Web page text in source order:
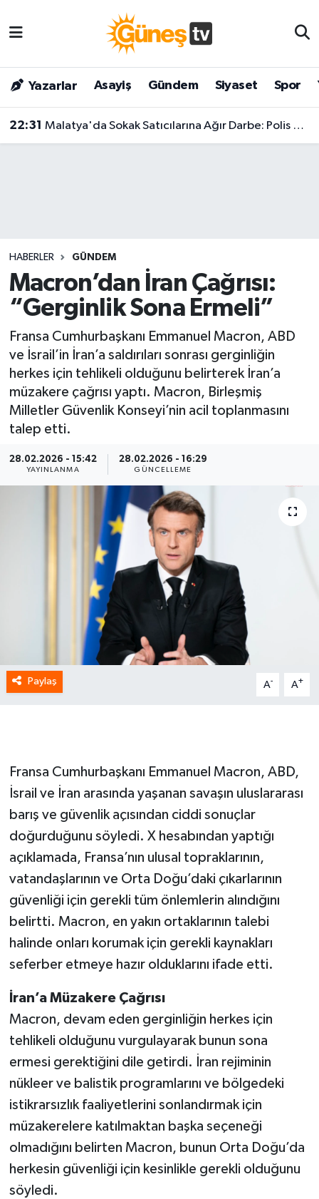
Yazarlar Asayiş Gündem Siyaset Spor
22:31 Malatya'da Sokak Satıcılarına Ağır Darbe: Polis Adım Adım Takip Etti!
HABERLER GÜNDEM
Macron’dan İran Çağrısı:
“Gerginlik Sona Ermeli”
Fransa Cumhurbaşkanı Emmanuel Macron, ABD
ve İsrail’in İran’a saldırıları sonrası gerginliğin
herkes için tehlikeli olduğunu belirterek İran’a
müzakere çağrısı yaptı. Macron, Birleşmiş
Milletler Güvenlik Konseyi’nin acil toplanmasını
talep etti.
28.02.2026 - 15:42
YAYINLANMA
28.02.2026 - 16:29
GÜNCELLEME
Paylaş A- A+
Fransa Cumhurbaşkanı Emmanuel Macron, ABD,
İsrail ve İran arasında yaşanan savaşın uluslararası
barış ve güvenlik açısından ciddi sonuçlar
doğurduğunu söyledi. X hesabından yaptığı
açıklamada, Fransa’nın ulusal topraklarının,
vatandaşlarının ve Orta Doğu’daki çıkarlarının
güvenliği için gerekli tüm önlemlerin alındığını
belirtti. Macron, en yakın ortaklarının talebi
halinde onları korumak için gerekli kaynakları
seferber etmeye hazır olduklarını ifade etti.
İran’a Müzakere Çağrısı
Macron, devam eden gerginliğin herkes için
tehlikeli olduğunu vurgulayarak bunun sona
ermesi gerektiğini dile getirdi. İran rejiminin
nükleer ve balistik programlarını ve bölgedeki
istikrarsızlık faaliyetlerini sonlandırmak için
müzakerelere katılmaktan başka seçeneği
olmadığını belirten Macron, bunun Orta Doğu’da
herkesin güvenliği için kesinlikle gerekli olduğunu
söyledi.
Bilim & Teknoloji
Dünya
Siyaset
Spor
Yaşam
Malatya Nöbetçi Eczaneler
Malatya Hava Durumu
Malatya Namaz Vakitleri
Son Dakika Haberleri
Haber Arşivi